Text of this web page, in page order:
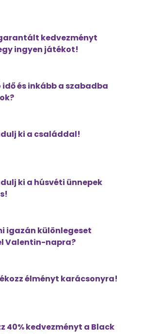
kedvezményt
ingyen játékot!
idő és inkább a szabadba
ki a családdal!
ki a húsvéti ünnepek
igazán különlegeset
Valentin-napra?
élményt karácsonyra!
40% kedvezményt a Black